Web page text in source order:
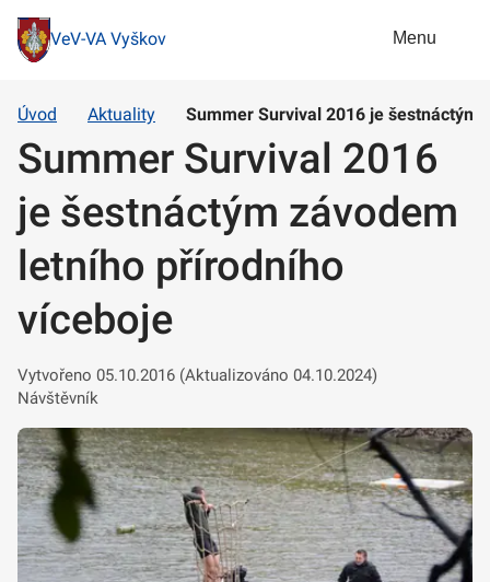
VeV-VA Vyškov Menu
Úvod Aktuality Summer Survival 2016 je
Summer Survival 2016
je šestnáctým závodem
letního přírodního
víceboje
Vytvořeno 05.10.2016 (Aktualizováno 04.10.2024)
Návštěvník